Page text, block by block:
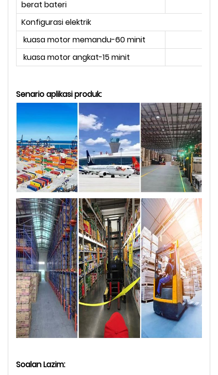
berat bateri
Konfigurasi elektrik
kuasa motor memandu-60 minit
kuasa motor angkat-15 minit
Senario aplikasi produk:
Soalan Lazim: